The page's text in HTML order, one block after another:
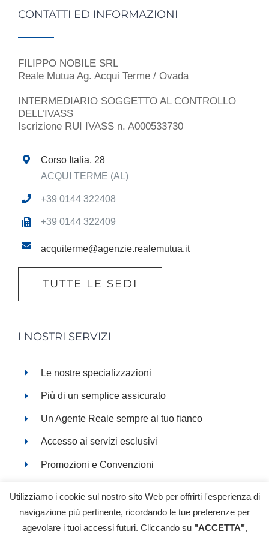
CONTATTI ED INFORMAZIONI
FILIPPO NOBILE SRL
Reale Mutua Ag. Acqui Terme / Ovada
INTERMEDIARIO SOGGETTO AL CONTROLLO
DELL’IVASS
Iscrizione RUI IVASS n. A000533730
Corso Italia, 28
ACQUI TERME (AL)
+39 0144 322408
+39 0144 322409
acquiterme@agenzie.realemutua.it
TUTTE LE SEDI
I NOSTRI SERVIZI
Le nostre specializzazioni
Più di un semplice assicurato
Un Agente Reale sempre al tuo fianco
Accesso ai servizi esclusivi
Promozioni e Convenzioni
Utilizziamo i cookie sul nostro sito Web per offrirti l'esperienza di
navigazione più pertinente, ricordando le tue preferenze per
agevolare i tuoi accessi futuri. Cliccando su "ACCETTA",